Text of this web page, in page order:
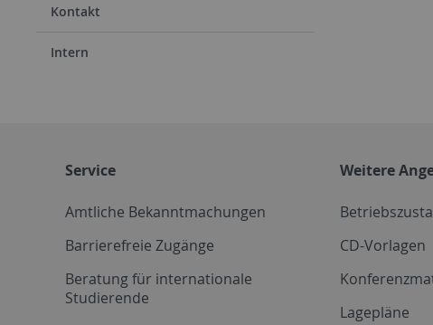
Kontakt
Intern
Service
Amtliche Bekanntmachungen
Barrierefreie Zugänge
Beratung für internationale
Studierende
Weitere
CD-Vorlagen
Lagepläne